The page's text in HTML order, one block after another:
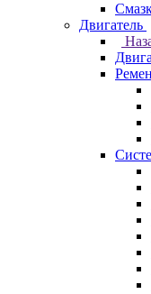
Двигатель